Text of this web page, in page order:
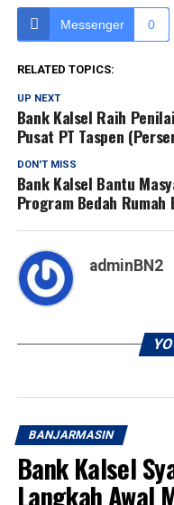
Messenger 0
RELATED TOPICS:
UP NEXT
Bank Kalsel Raih
Pusat PT Taspen
DON'T MISS
Bank Kalsel Bantu
Program Bedah
adminBN2
BANJARMASIN
Bank Kalsel
Langkah Awal